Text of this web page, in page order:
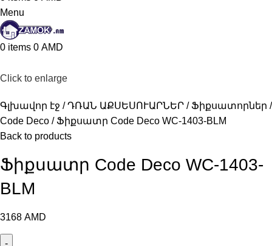
Menu
0 items 0 AMD
Click to enlarge
Գլխավոր էջ ԴՌԱՆ ԱՔՍԵՍՈՒԱՐՆԵՐ
Ֆիքսատորներ
Code Deco
Ֆիքսատր Code Deco WC-1403-BLM
Back to products
Ֆիքսատր Code Deco WC-1403-
BLM
3168 AMD